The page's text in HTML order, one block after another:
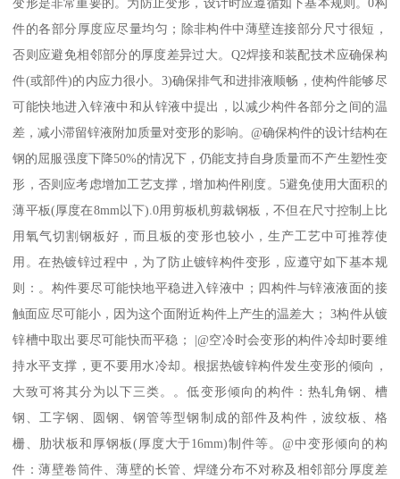
件的各部分厚度应尽量均匀；除非构件中薄壁连接部分尺寸很短，
否则应避免相邻部分的厚度差异过大。Q2焊接和装配技术应确保构
件(或部件)的内应力很小。3)确保排气和进排液顺畅，使构件能够尽
可能快地进入锌液中和从锌液中提出，以减少构件各部分之间的温
差，减小滞留锌液附加质量对变形的影响。@确保构件的设计结构在
钢的屈服强度下降50%的情况下，仍能支持自身质量而不产生塑性变
形，否则应考虑增加工艺支撑，增加构件刚度。5避免使用大面积的
薄平板(厚度在8mm以下).0用剪板机剪裁钢板，不但在尺寸控制上比
用氧气切割钢板好，而且板的变形也较小，生产工艺中可推荐使
用。在热镀锌过程中，为了防止镀锌构件变形，应遵守如下基本规
则：。构件要尽可能快地平稳进入锌液中；四构件与锌液液面的接
触面应尽可能小，因为这个面附近构件上产生的温差大； 3构件从镀
锌槽中取出要尽可能快而平稳； |@空冷时会变形的构件冷却时要维
持水平支撑，更不要用水冷却。根据热镀锌构件发生变形的倾向，
大致可将其分为以下三类。。低变形倾向的构件：热轧角钢、槽
钢、工字钢、圆钢、钢管等型钢制成的部件及构件，波纹板、格
栅、肋状板和厚钢板(厚度大于16mm)制件等。@中变形倾向的构
件：薄壁卷筒件、薄壁的长管、焊缝分布不对称及相邻部分厚度差